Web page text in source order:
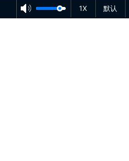
1X 默认